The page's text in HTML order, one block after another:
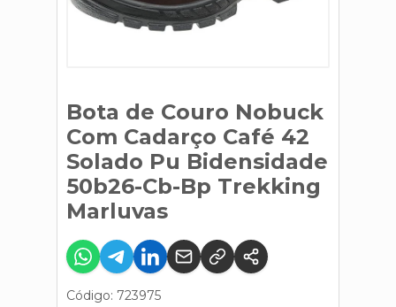
Bota de Couro Nobuck
Com Cadarço Café 42
Solado Pu Bidensidade
50b26-Cb-Bp Trekking
Marluvas
Código: 723975